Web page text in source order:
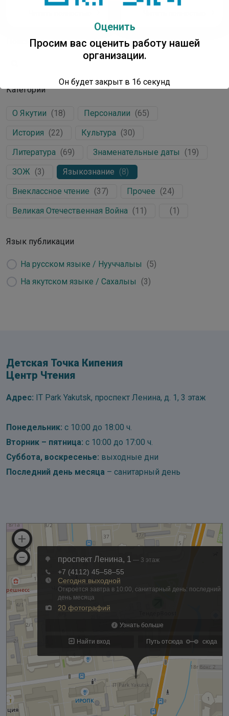
письменности”
Категории
О Якутии (18) Персоналии (65)
История (22) Культура (30)
Литература (69) Знаменательные даты (19)
ЗОЖ (3) Языкознание (8)
Внеклассное чтение (37) Прочее (24)
Великая Отечественная Война (11) (1)
Язык публикации
На русском языке / Нууччалыы (5)
На якутском языке / Сахалыы
(3)
Детская Точка Кипения
Центр Чтения
Адрес: IT Park Yakutsk, проспект Ленина, д. 1, 3 этаж
Понедельник: с 10:00 до 18:00 ч.
Вторник – пятница: с 10:00 до 17:00 ч.
Суббота, воскресенье: выходные дни
Последний день месяца – санитарный день
Оценить
Просим вас оценить работу нашей
организации.
Он будет закрыт в 16 секунд